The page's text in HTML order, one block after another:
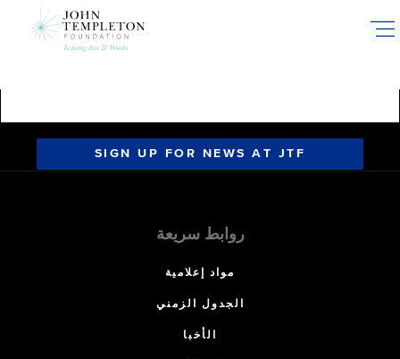
SIGN UP FOR NEWS AT JTF
روابط سريعة
مواد إعلامية
الجدول الزمني
الأخبا